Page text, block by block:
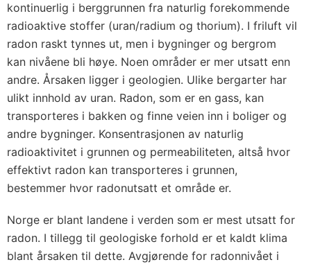
kontinuerlig i berggrunnen fra naturlig forekommende
radioaktive stoffer (uran/radium og thorium). I friluft vil
radon raskt tynnes ut, men i bygninger og bergrom
kan nivåene bli høye. Noen områder er mer utsatt enn
andre. Årsaken ligger i geologien. Ulike bergarter har
ulikt innhold av uran. Radon, som er en gass, kan
transporteres i bakken og finne veien inn i boliger og
andre bygninger. Konsentrasjonen av naturlig
radioaktivitet i grunnen og permeabiliteten, altså hvor
effektivt radon kan transporteres i grunnen,
bestemmer hvor radonutsatt et område er.
Norge er blant landene i verden som er mest utsatt for
radon. I tillegg til geologiske forhold er et kaldt klima
blant årsaken til dette. Avgjørende for radonnivået i